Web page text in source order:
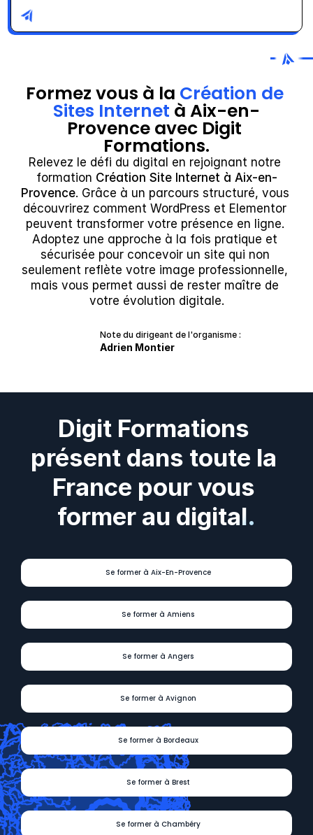
Formez vous à la Création de
Sites Internet à Aix-en-
Provence avec Digit
Formations.
Relevez le défi du digital en rejoignant notre
formation Création Site Internet à Aix-en-
Provence. Grâce à un parcours structuré, vous
découvrirez comment WordPress et Elementor
peuvent transformer votre présence en ligne.
Adoptez une approche à la fois pratique et
sécurisée pour concevoir un site qui non
seulement reflète votre image professionnelle,
mais vous permet aussi de rester maître de
votre évolution digitale.
Note du dirigeant de l'organisme :
Adrien Montier
Digit Formations
présent dans toute la
France pour vous
former au digital.
Se former à Aix-En-Provence
Se former à Amiens
Se former à Angers
Se former à Avignon
Se former à Bordeaux
Se former à Brest
Se former à Chambéry